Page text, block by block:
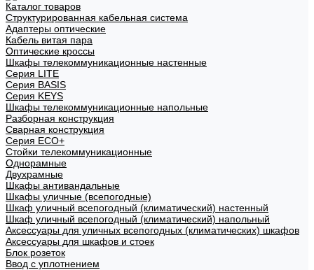
Каталог товаров
Структурированная кабельная система
Адаптеры оптические
Кабель витая пара
Оптические кроссы
Шкафы телекоммуникационные настенные
Cерия LITE
Cерия BASIS
Cерия KEYS
Шкафы телекоммуникационные напольные
Разборная конструкция
Сварная конструкция
Серия ECO+
Стойки телекоммуникационные
Однорамные
Двухрамные
Шкафы антивандальные
Шкафы уличные (всепогодные)
Шкаф уличный всепогодный (климатический) настенный
Шкаф уличный всепогодный (климатический) напольный
Аксессуары для уличных всепогодных (климатических) шкафов
Аксессуары для шкафов и стоек
Блок розеток
Ввод с уплотнением